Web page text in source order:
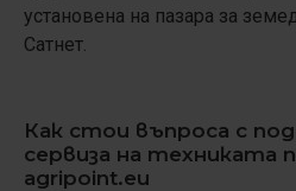
установена на пазара за
Сатнет.
Как стои въпроса с
сервиза на техниката
agripoint.eu